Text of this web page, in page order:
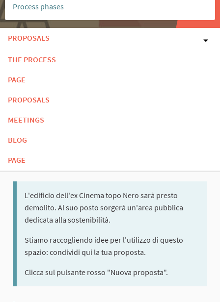
Process phases
PROPOSALS
THE PROCESS
PAGE
PROPOSALS
MEETINGS
BLOG
PAGE
L'edificio dell'ex Cinema topo Nero sarà presto
demolito. Al suo posto sorgerà un'area pubblica
dedicata alla sostenibilità.
Stiamo raccogliendo idee per l'utilizzo di questo
spazio: condividi qui la tua proposta.
Clicca sul pulsante rosso "Nuova proposta".